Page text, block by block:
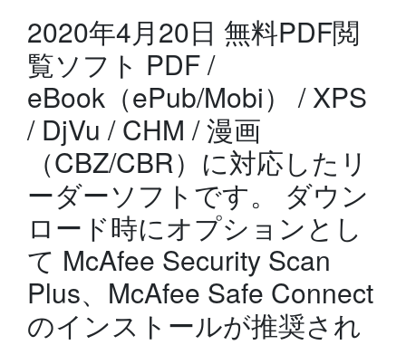
2020年4月20日 無料PDF閲
覧ソフト PDF /
eBook（ePub/Mobi） / XPS
/ DjVu / CHM / 漫画
（CBZ/CBR）に対応したリ
ーダーソフトです。 ダウン
ロード時にオプションとし
て McAfee Security Scan
Plus、McAfee Safe Connect
のインストールが推奨され